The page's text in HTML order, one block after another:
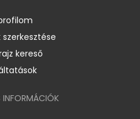
kereső
INFORMÁCIÓK